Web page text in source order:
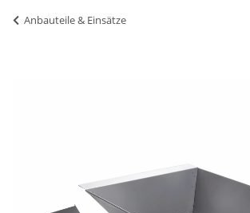
Anbauteile & Einsätze